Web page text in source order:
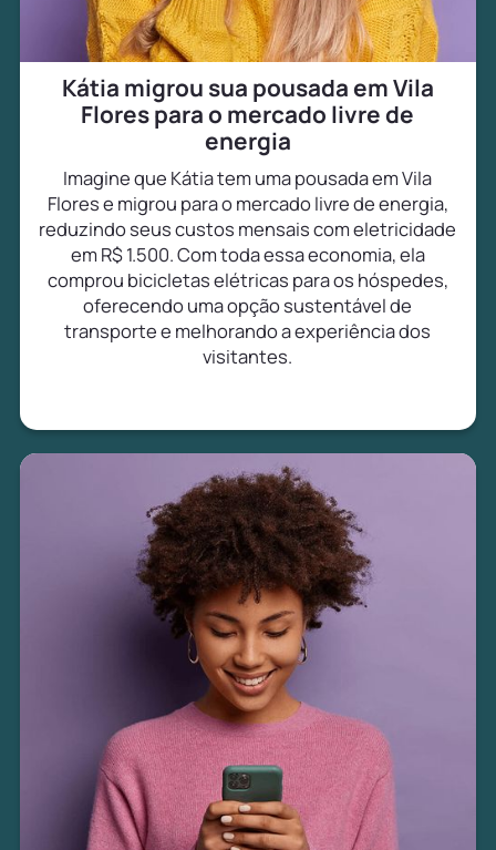
Kátia migrou sua pousada em Vila
Flores para o mercado livre de
energia
Imagine que Kátia tem uma pousada em Vila
Flores e migrou para o mercado livre de energia,
reduzindo seus custos mensais com eletricidade
em R$ 1.500. Com toda essa economia, ela
comprou bicicletas elétricas para os hóspedes,
oferecendo uma opção sustentável de
transporte e melhorando a experiência dos
visitantes.